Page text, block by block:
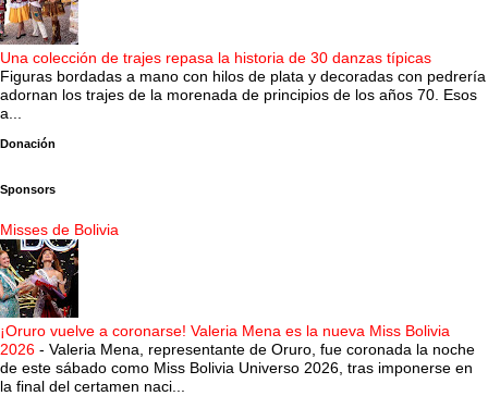
Una colección de trajes repasa la historia de 30 danzas típicas
Figuras bordadas a mano con hilos de plata y decoradas con pedrería
adornan los trajes de la morenada de principios de los años 70. Esos
a...
Donación
Sponsors
Misses de Bolivia
¡Oruro vuelve a coronarse! Valeria Mena es la nueva Miss Bolivia
2026 - Valeria Mena, representante de Oruro, fue coronada la noche
de este sábado como Miss Bolivia Universo 2026, tras imponerse en
la final del certamen naci...